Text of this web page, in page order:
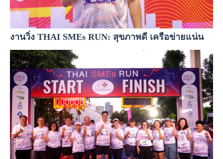
งานวิ่ง THAI SMEs RUN: สุขภาพดี เครือข่ายแน่น